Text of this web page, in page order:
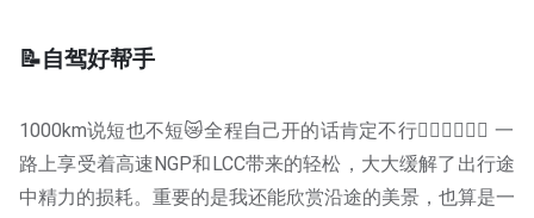
📝自驾好帮手
1000km说短也不短😿全程自己开的话肯定不行🙅🏻‍♀️🙅🏻‍♀️ 一
路上享受着高速NGP和LCC带来的轻松，大大缓解了出行途
中精力的损耗。重要的是我还能欣赏沿途的美景，也算是一